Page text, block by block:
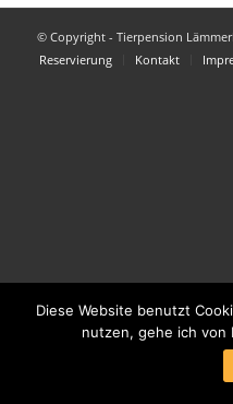
© Copyright - Tierpension
Reservierung
Kontakt
Diese Website benutzt
nutzen, gehe ich von